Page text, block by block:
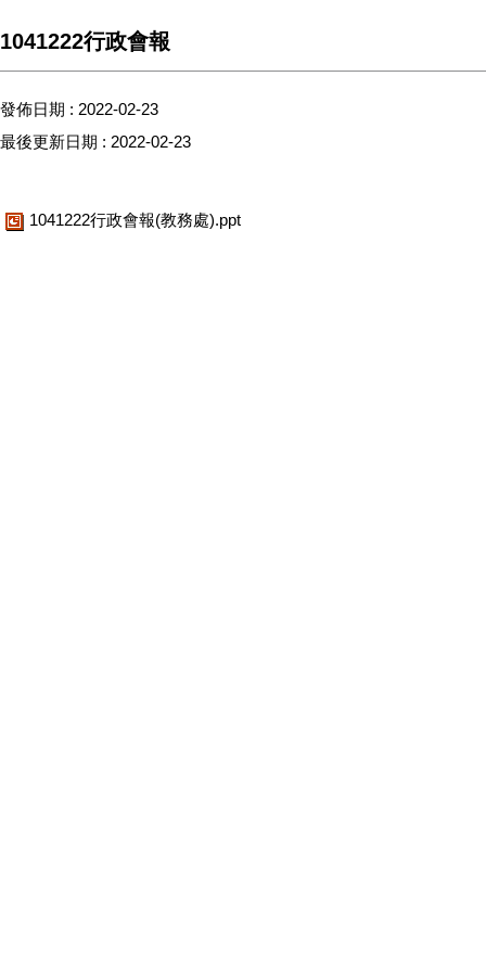
1041222行政會報
發佈日期 : 2022-02-23
最後更新日期 : 2022-02-23
1041222行政會報(教務處).ppt